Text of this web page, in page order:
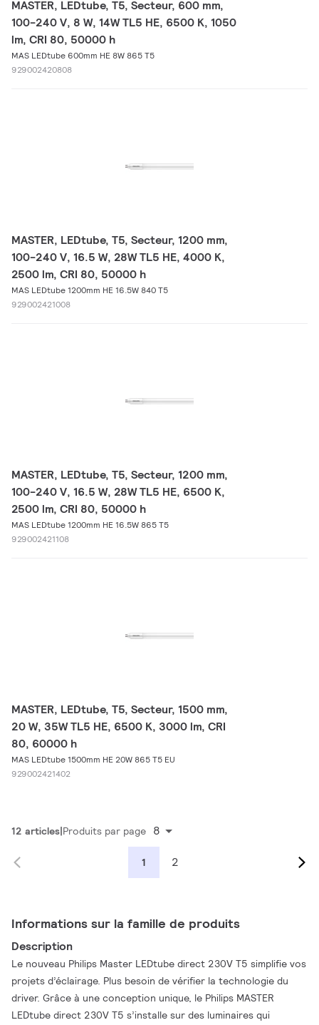
MASTER, LEDtube, T5, Secteur, 600 mm,
100-240 V, 8 W, 14W TL5 HE, 6500 K, 1050
lm, CRI 80, 50000 h
MAS LEDtube 600mm HE 8W 865 T5
929002420808
MASTER, LEDtube, T5, Secteur, 1200 mm,
100-240 V, 16.5 W, 28W TL5 HE, 4000 K,
2500 lm, CRI 80, 50000 h
MAS LEDtube 1200mm HE 16.5W 840 T5
929002421008
MASTER, LEDtube, T5, Secteur, 1200 mm,
100-240 V, 16.5 W, 28W TL5 HE, 6500 K,
2500 lm, CRI 80, 50000 h
MAS LEDtube 1200mm HE 16.5W 865 T5
929002421108
MASTER, LEDtube, T5, Secteur, 1500 mm,
20 W, 35W TL5 HE, 6500 K, 3000 lm, CRI
80, 60000 h
MAS LEDtube 1500mm HE 20W 865 T5 EU
929002421402
12 articles Produits par page 8
1 2
Informations sur la famille de produits
Description
Le nouveau Philips Master LEDtube direct 230V T5 simplifie vos
projets d’éclairage. Plus besoin de vérifier la technologie du
driver. Grâce à une conception unique, le Philips MASTER
LEDtube direct 230V T5 s’installe sur des luminaires qui